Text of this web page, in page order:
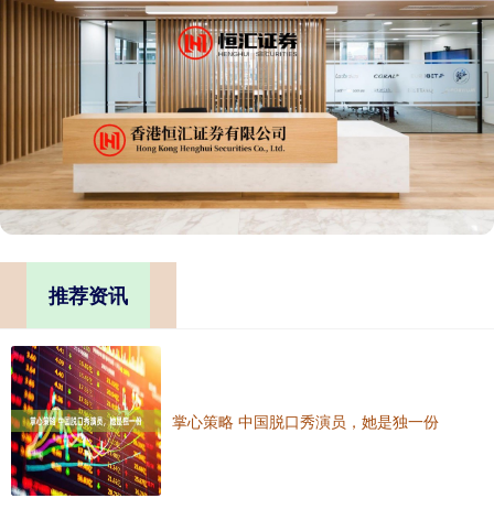
推荐资讯
掌心策略 中国脱口秀演员，她是独一份